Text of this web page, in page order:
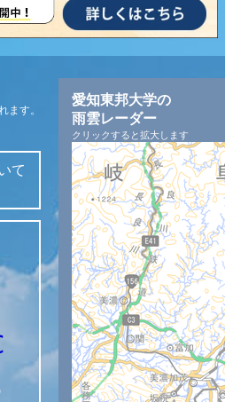
ます。
て
愛知東邦大学の
雨雲レーダー
クリックすると拡大します